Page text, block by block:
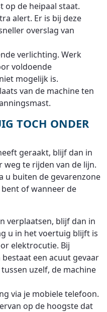
op de heipaal staat.
alert. Er is bij deze
overslag van
verlichting. Werk
voldoende
mogelijk is.
van de machine ten
TOCH ONDER
geraakt, blijf dan in
te rijden van de lijn.
u buiten de gevarenzone
of wanneer de
verplaatsen, blijf dan in
u in het voertuig blijft is
elektrocutie. Bij
een acuut gevaar
uzelf, de machine
via je mobiele telefoon.
op de hoogste dat